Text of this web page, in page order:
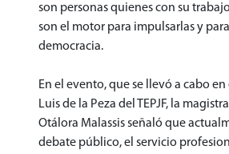
son personas quienes con su
son el motor para impulsarlas y
democracia.
En el evento, que se llevó a cabo
Luis de la Peza del TEPJF, la
Otálora Malassis señaló que
debate público, el servicio